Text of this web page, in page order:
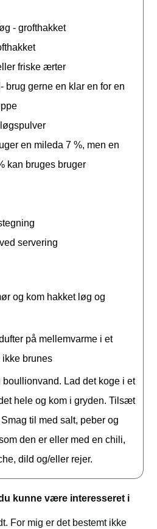
- grofthakket
friske ærter
brug gerne en klar en for en
en mileda 7 %, men en
kan bruges bruger
servering
og kom hakket løg og
på mellemvarme i et
ikke brunes
Lad det koge i et
hele og kom i gryden. Tilsæt
til med salt, peber og
den er eller med en chili,
dild og/eller rejer.
kunne være interesseret i
For mig er det bestemt ikke